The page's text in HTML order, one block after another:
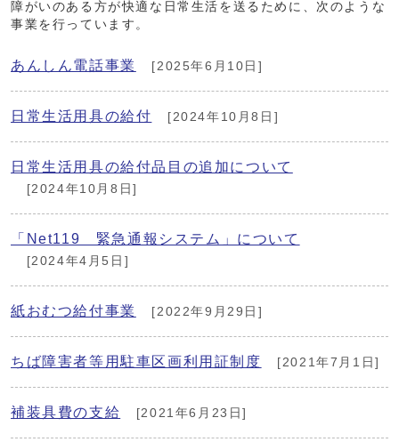
障がいのある方が快適な日常生活を送るために、次のような
事業を行っています。
あんしん電話事業 [2025年6月10日]
日常生活用具の給付 [2024年10月8日]
日常生活用具の給付品目の追加について
[2024年10月8日]
「Net119 緊急通報システム」について
[2024年4月5日]
紙おむつ給付事業 [2022年9月29日]
ちば障害者等用駐車区画利用証制度 [2021年7月1日]
補装具費の支給 [2021年6月23日]